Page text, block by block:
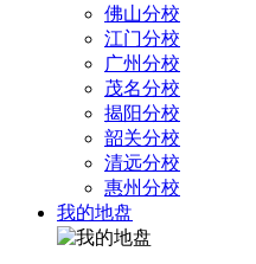
佛山分校
江门分校
广州分校
茂名分校
揭阳分校
韶关分校
清远分校
惠州分校
我的地盘